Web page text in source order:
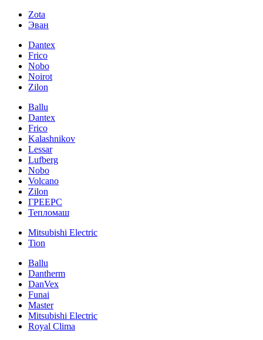
Zota
Эван
Dantex
Frico
Nobo
Noirot
Zilon
Ballu
Dantex
Frico
Kalashnikov
Lessar
Lufberg
Nobo
Volcano
Zilon
ГРЕЕРС
Тепломаш
Mitsubishi Electric
Tion
Ballu
Dantherm
DanVex
Funai
Master
Mitsubishi Electric
Royal Clima